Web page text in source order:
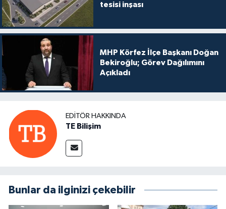
tesisi inşası
MHP Körfez İlçe Başkanı Doğan
Bekiroğlu; Görev Dağılımını
Açıkladı
EDITÖR HAKKINDA
TE Bilişim
Bunlar da ilginizi çekebilir